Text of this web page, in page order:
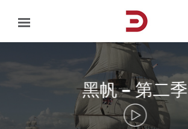
content
黑帆 – 第二季